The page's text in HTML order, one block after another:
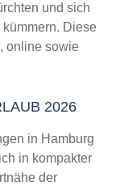
und sich
Diese
online sowie
2026
in Hamburg
in kompakter
der